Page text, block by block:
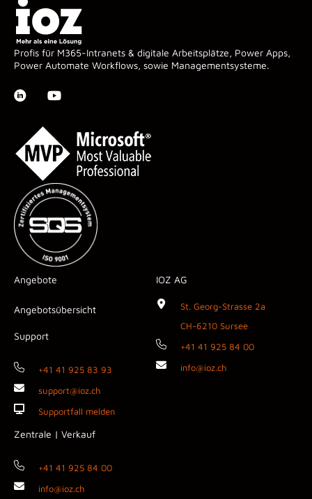
Profis für M365-Intranets & digitale Arbeitsplätze, Power Apps,
Power Automate Workflows, sowie Managementsysteme.
Angebote
Angebotsübersicht
Support
+41 41 925 83 93
support@ioz.ch
Supportfall melden
Zentrale | Verkauf
+41 41 925 84 00
info@ioz.ch
IOZ AG
St. Georg-Strasse 2a
CH-6210 Sursee
+41 41 925 84 00
info@ioz.ch